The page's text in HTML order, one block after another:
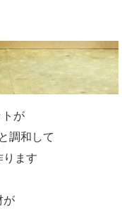
が
調和して
ります
が